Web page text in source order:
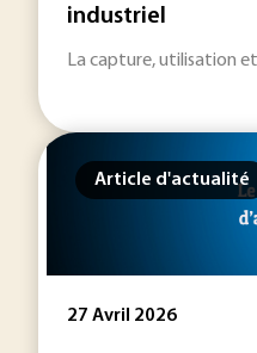
industriel
La capture, utilisation
Article d'actualité
27 Avril 2026